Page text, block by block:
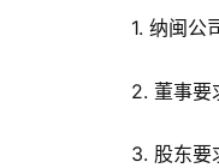
1. 纳闽公
2. 董事要
3. 股东要